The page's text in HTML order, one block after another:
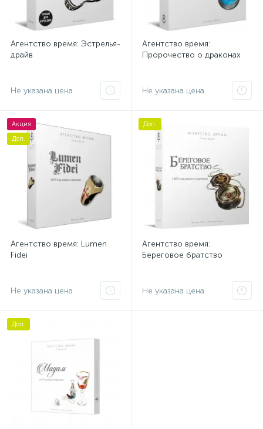
Агентство время: Эстрелья-
драйв
Не указана цена
Агентство время:
Пророчество о драконах
Не указана цена
Акция
Доп.
Агентство время: Lumen
Fidei
Не указана цена
Доп.
Агентство время:
Береговое братство
Не указана цена
Доп.